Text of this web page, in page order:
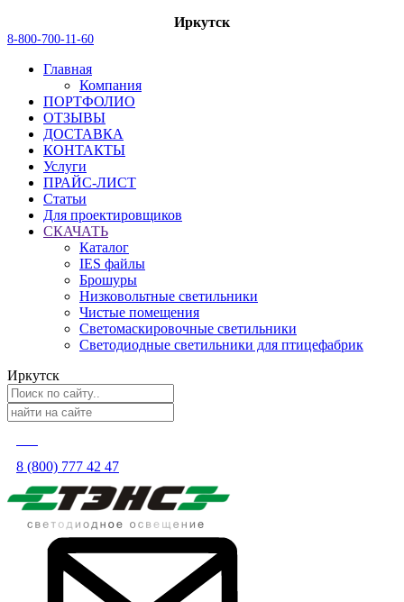
Иркутск
8-800-700-11-60
Главная
Компания
ПОРТФОЛИО
ОТЗЫВЫ
ДОСТАВКА
КОНТАКТЫ
Услуги
ПРАЙС-ЛИСТ
Статьи
Для проектировщиков
СКАЧАТЬ
Каталог
IES файлы
Брошуры
Низковольтные светильники
Чистые помещения
Светомаскировочные светильники
Светодиодные светильники для птицефабрик
Иркутск
8 (800) 777 42 47